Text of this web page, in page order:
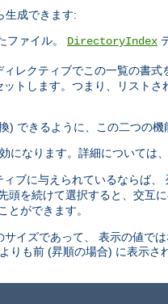
生成できます:
ファイル。 DirectoryIndex
レクティブでこの一覧の書式
トします。つまり、リスト
できるように、この二つの機
になります。詳細については、
ィブに与えられているならば
を続けて選択すると、交互
とができます。
サイズであって、 表示の値で
も前 (昇順の場合) に表示さ